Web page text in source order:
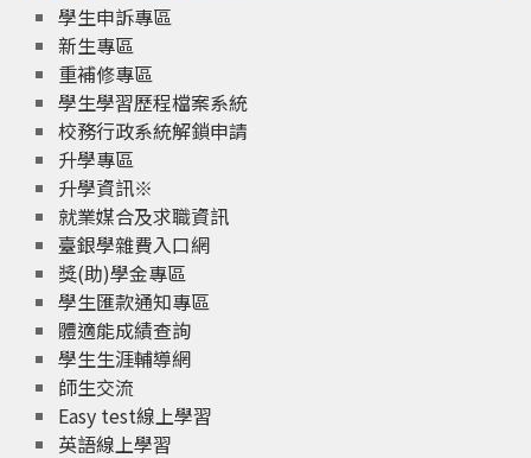
學生申訴專區
新生專區
重補修專區
學生學習歷程檔案系統
校務行政系統解鎖申請
升學專區
升學資訊※
就業媒合及求職資訊
臺銀學雜費入口網
獎(助)學金專區
學生匯款通知專區
體適能成績查詢
學生生涯輔導網
師生交流
Easy test線上學習
英語線上學習